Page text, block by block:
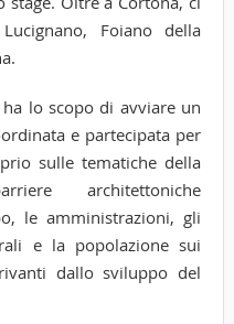
Foiano della
lo scopo di avviare un
e partecipata per
sulle tematiche della
architettoniche
le amministrazioni, gli
e la popolazione sui
dallo sviluppo del